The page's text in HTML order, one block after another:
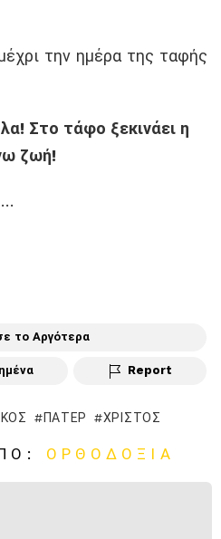
την ημέρα της ταφής
Στο τάφο ξεκινάει η
ζωή!
το Αργότερα
Report
ΠΆΤΕΡ ΧΡΙΣΤΌΣ
ΟΡΘΟΔΟΞΊΑ